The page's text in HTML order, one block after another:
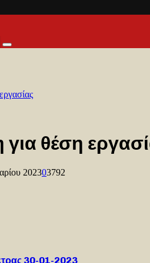
Search
θέση
202303792
30-01-2023